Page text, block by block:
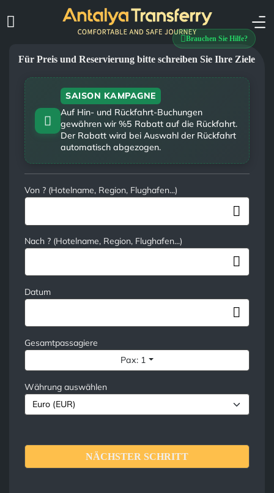
Brauchen Sie Hilfe?
Für Preis und Reservierung bitte schreiben Sie Ihre Ziele
SAISON KAMPAGNE
Auf Hin- und Rückfahrt-Buchungen
gewähren wir %5 Rabatt auf die Rückfahrt.
Der Rabatt wird bei Auswahl der Rückfahrt
automatisch abgezogen.
Von ? (Hotelname, Region, Flughafen...)
Nach ? (Hotelname, Region, Flughafen...)
Datum
Gesamtpassagiere
Pax: 1
Währung auswählen
NÄCHSTER SCHRITT